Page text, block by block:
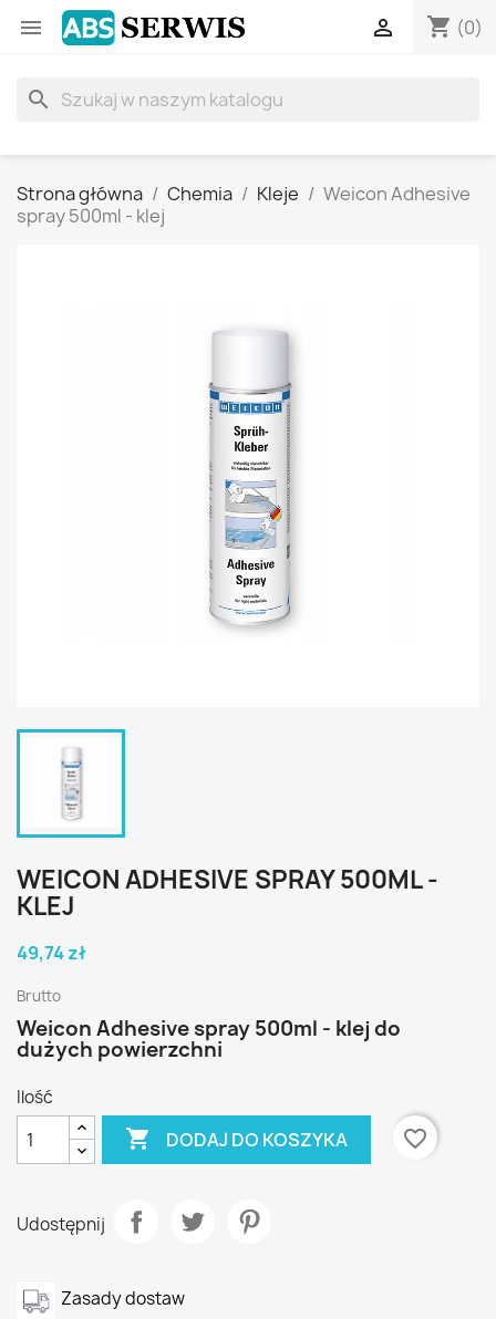
 shopping_cart (0)

search
Strona główna Chemia Kleje
Weicon Adhesive
spray 500ml - klej
WEICON ADHESIVE SPRAY 500ML -
KLEJ
49,74 zł
Brutto
Weicon Adhesive spray 500ml - klej do
dużych powierzchni
Ilość
 DODAJ DO KOSZYKA favorite_border
Udostępnij
Zasady dostaw